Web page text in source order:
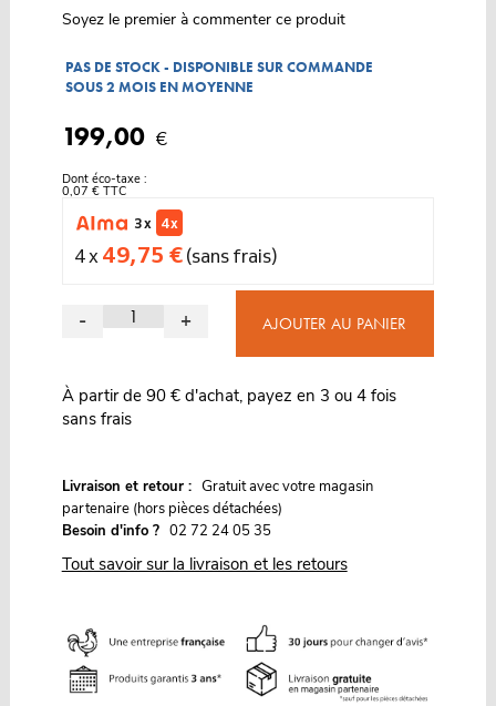
Soyez le premier à commenter ce produit
PAS DE STOCK - DISPONIBLE SUR COMMANDE
SOUS 2 MOIS EN MOYENNE
199,00 €
Dont éco-taxe :
0,07 € TTC
3 x
4 x
4 x49,75 €(sans frais)
- + AJOUTER AU PANIER
À partir de 90 € d'achat, payez en 3 ou 4 fois
sans frais
Livraison et retour : Gratuit avec votre magasin
partenaire (hors pièces détachées)
Besoin d'info ? 02 72 24 05 35
Tout savoir sur la livraison et les retours